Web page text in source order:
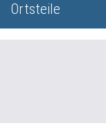
Ortsteile